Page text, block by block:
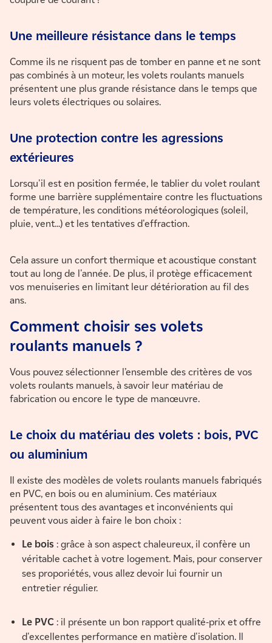
Une meilleure résistance dans le temps
Comme ils ne risquent pas de tomber en panne et ne sont
pas combinés à un moteur, les volets roulants manuels
présentent une plus grande résistance dans le temps que
leurs volets électriques ou solaires.
Une protection contre les agressions
extérieures
Lorsqu'il est en position fermée, le tablier du volet roulant
forme une barrière supplémentaire contre les fluctuations
de température, les conditions météorologiques (soleil,
pluie, vent...) et les tentatives d'effraction.
Cela assure un confort thermique et acoustique constant
tout au long de l'année. De plus, il protège efficacement
vos menuiseries en limitant leur détérioration au fil des
ans.
Comment choisir ses volets
roulants manuels ?
Vous pouvez sélectionner l’ensemble des critères de vos
volets roulants manuels, à savoir leur matériau de
fabrication ou encore le type de manœuvre.
Le choix du matériau des volets : bois, PVC
ou aluminium
Il existe des modèles de volets roulants manuels fabriqués
en PVC, en bois ou en aluminium. Ces matériaux
présentent tous des avantages et inconvénients qui
peuvent vous aider à faire le bon choix :
Le bois : grâce à son aspect chaleureux, il confère un
véritable cachet à votre logement. Mais, pour conserver
ses proporiétés, vous allez devoir lui fournir un
entretier régulier.
Le PVC : il présente un bon rapport qualité-prix et offre
d'excellentes performance en matière d'isolation. Il